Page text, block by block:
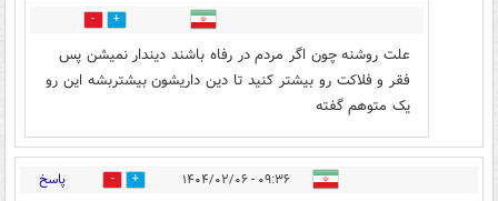
0
علت روشنه چون اگر مردم در رفاه باشند دیندار نمیشن پس
فقر و فلاکت رو بیشتر کنید تا دین داریشون بیشتربشه این رو
یک متوهم گفته
۰۹:۳۶ - ۱۴۰۴/۰۲/۰۶ 0 پاسخ